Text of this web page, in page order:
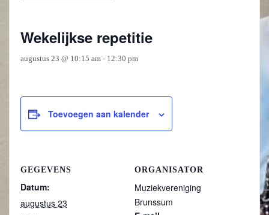
Wekelijkse repetitie
augustus 23 @ 10:15 am- 12:30 pm
Toevoegen aan kalender
GEGEVENS
Datum:
augustus 23
ORGANISATOR
Muziekvereniging
Brunssum